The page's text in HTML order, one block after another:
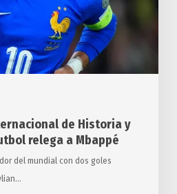
de Historia y
relega a Mbappé
del mundial con dos goles